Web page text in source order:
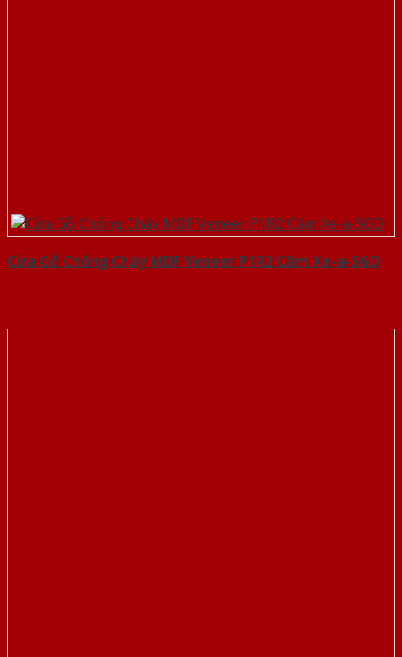
Cửa Gỗ Chống Cháy MDF Veneer P1R2 Căm Xe-a-SGD